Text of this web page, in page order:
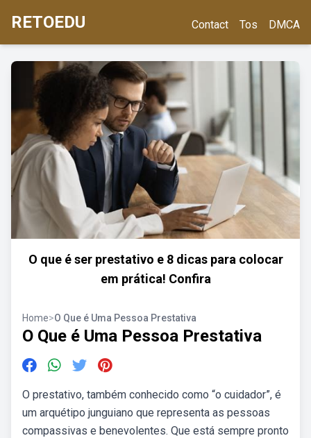
RETOEDU Contact Tos DMCA
O que é ser prestativo e 8 dicas para colocar
em prática! Confira
Home>O Que é Uma Pessoa Prestativa
O Que é Uma Pessoa Prestativa
O prestativo, também conhecido como “o cuidador”, é
um arquétipo junguiano que representa as pessoas
compassivas e benevolentes. Que está sempre pronto